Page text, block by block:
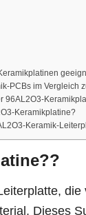
PCBs im Vergleich
96AL2O3-
Keramikplatine?
Keramik-
Dieses